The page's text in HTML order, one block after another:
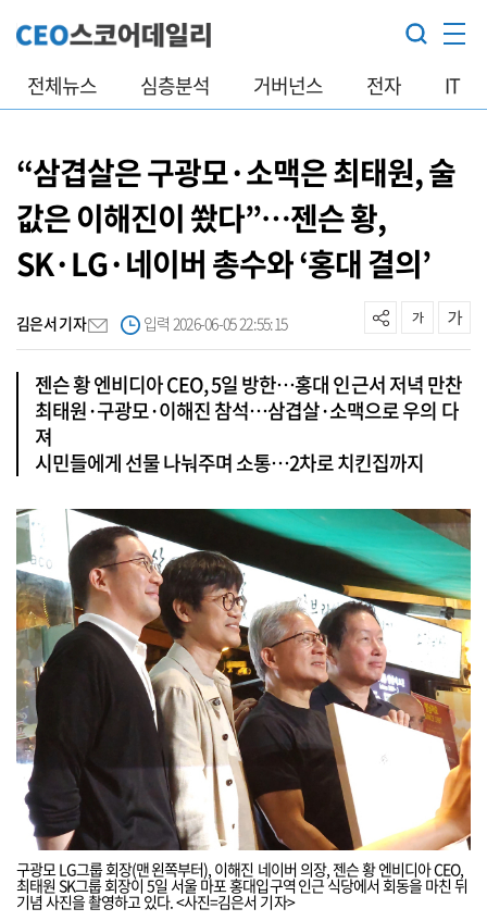
전체뉴스 심층분석 거버넌스 전자 IT
“삼겹살은 구광모·소맥은 최태원, 술
값은 이해진이 쐈다”…젠슨 황,
SK·LG·네이버 총수와 ‘홍대 결의’
김은서 기자 입력 2026-06-05 22:55:15
젠슨 황 엔비디아 CEO, 5일 방한…홍대 인근서 저녁 만찬
최태원·구광모·이해진 참석…삼겹살·소맥으로 우의 다
져
시민들에게 선물 나눠주며 소통…2차로 치킨집까지
구광모 LG그룹 회장(맨 왼쪽부터), 이해진 네이버 의장, 젠슨 황 엔비디아 CEO,
최태원 SK그룹 회장이 5일 서울 마포 홍대입구역 인근 식당에서 회동을 마친 뒤
기념 사진을 촬영하고 있다. <사진=김은서 기자>